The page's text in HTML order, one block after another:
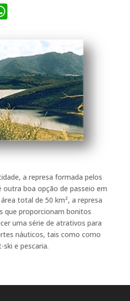
W
s
A
p
p
a represa formada pelos
outra boa opção de passeio em
total de 50 km², a represa
que proporcionam bonitos
uma série de atrativos para
náuticos, tais como como
e pescaria.